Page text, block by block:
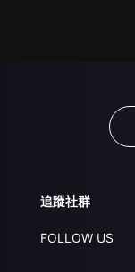
追蹤社群
FOLLOW US